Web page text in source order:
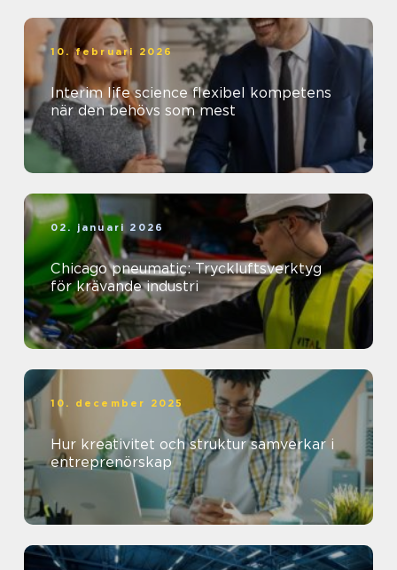
10. februari 2026
Interim life science flexibel kompetens
när den behövs som mest
02. januari 2026
Chicago pneumatic: Tryckluftsverktyg
för krävande industri
10. december 2025
Hur kreativitet och struktur samverkar i
entreprenörskap